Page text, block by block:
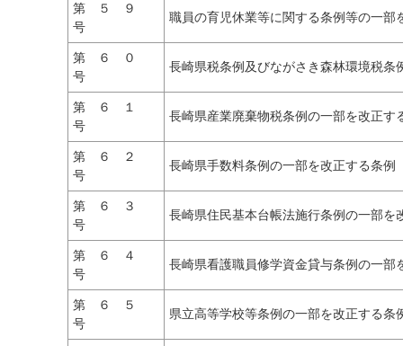
第 ５ ９
号
職員の育児休業等に関する条例等の一部
第 ６ ０
号
長崎県税条例及びながさき森林環境税条
第 ６ １
号
長崎県産業廃棄物税条例の一部を改正す
第 ６ ２
号
長崎県手数料条例の一部を改正する条例
第 ６ ３
号
長崎県住民基本台帳法施行条例の一部を
第 ６ ４
号
長崎県看護職員修学資金貸与条例の一部
第 ６ ５
号
県立高等学校等条例の一部を改正する条